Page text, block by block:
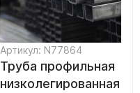
Артикул: N77864
Труба профильная
низколегированная